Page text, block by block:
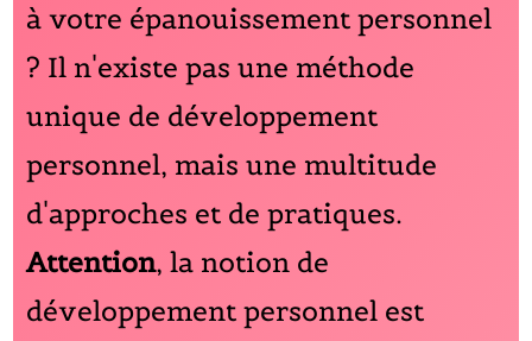
à votre épanouissement personnel
? Il n'existe pas une méthode
unique de développement
personnel, mais une multitude
d'approches et de pratiques.
Attention, la notion de
développement personnel est